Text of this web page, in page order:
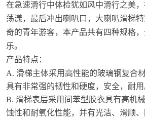
在急速滑行中体检犹如风中滑行之美
荡漾，最后冲出喇叭口，大喇叭滑梯
奇的青年游客，本产品共有四种规格
乐。
产品特点 ：
A. 滑梯主体采用高性能的玻璃钢复合
具有非常强的韧性和硬度，安全，耐用
B. 滑梯表层采用间苯型胶衣具有高机
蚀性和耐氧化性能，并有光洁、滑顺